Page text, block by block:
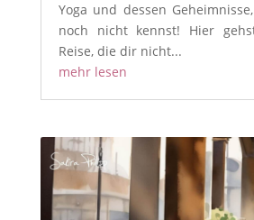
Yoga und dessen
noch nicht kennst! Hier
Reise, die dir nicht...
mehr lesen